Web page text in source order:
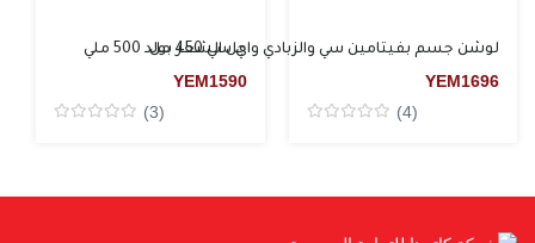
جل الشعر بولد 500 ملي
YEM1590
(3)
لوشن جسم بفيتامين سي والزبادي واي سي 450 مل
YEM1696
(4)